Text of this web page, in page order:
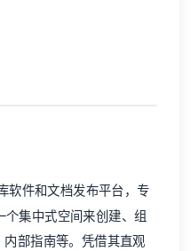
软件和文档发布平台，专
集中式空间来创建、组
内部指南等。凭借其直观